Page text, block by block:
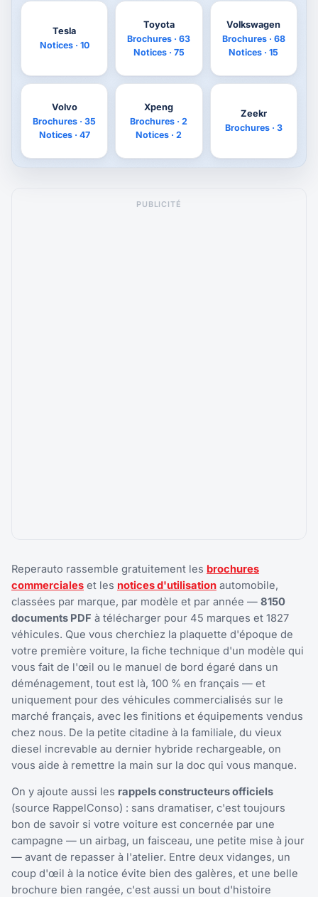
Tesla
Notices · 10
Toyota
Brochures · 63
Notices · 75
Volkswagen
Brochures · 68
Notices · 15
Volvo
Brochures · 35
Notices · 47
Xpeng
Brochures · 2
Notices · 2
Zeekr
Brochures · 3
PUBLICITÉ
Reperauto rassemble gratuitement les brochures
commerciales et les notices d'utilisation automobile,
classées par marque, par modèle et par année — 8150
documents PDF à télécharger pour 45 marques et 1827
véhicules. Que vous cherchiez la plaquette d'époque de
votre première voiture, la fiche technique d'un modèle qui
vous fait de l'œil ou le manuel de bord égaré dans un
déménagement, tout est là, 100 % en français — et
uniquement pour des véhicules commercialisés sur le
marché français, avec les finitions et équipements vendus
chez nous. De la petite citadine à la familiale, du vieux
diesel increvable au dernier hybride rechargeable, on
vous aide à remettre la main sur la doc qui vous manque.
On y ajoute aussi les rappels constructeurs officiels
(source RappelConso) : sans dramatiser, c'est toujours
bon de savoir si votre voiture est concernée par une
campagne — un airbag, un faisceau, une petite mise à jour
— avant de repasser à l'atelier. Entre deux vidanges, un
coup d'œil à la notice évite bien des galères, et une belle
brochure bien rangée, c'est aussi un bout d'histoire